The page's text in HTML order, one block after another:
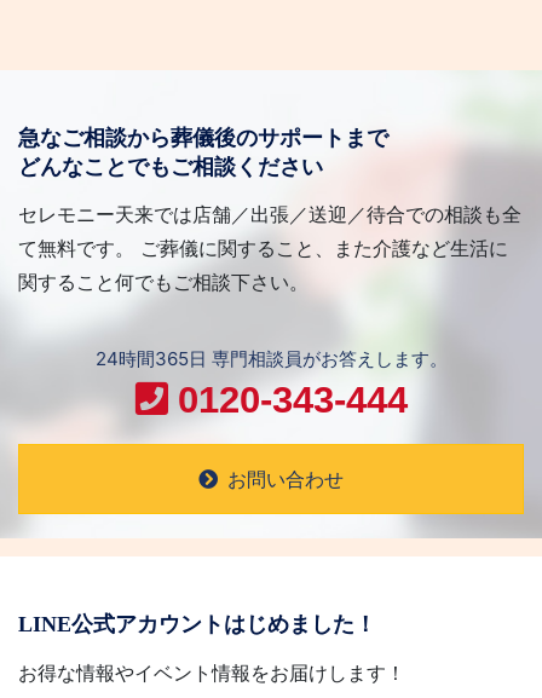
急なご相談から葬儀後のサポートまで
どんなことでもご相談ください
セレモニー天来では店舗／出張／送迎／待合での相談も全
て無料です。 ご葬儀に関すること、また介護など生活に
関すること何でもご相談下さい。
24時間365日 専門相談員がお答えします。
0120-343-444
お問い合わせ
LINE公式アカウントはじめました！
お得な情報やイベント情報をお届けします！